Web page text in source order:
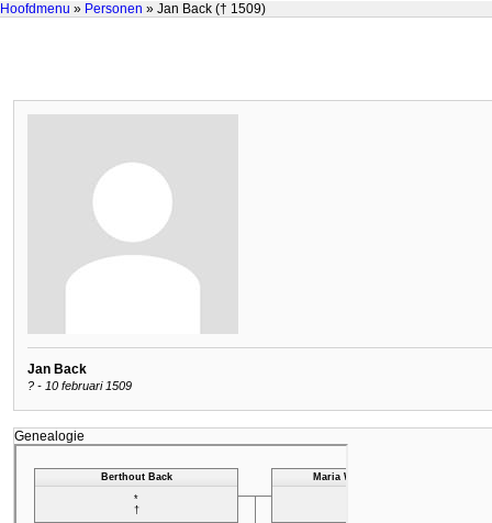
Hoofdmenu » Personen » Jan Back († 1509)
Jan Back
? - 10 februari 1509
Genealogie